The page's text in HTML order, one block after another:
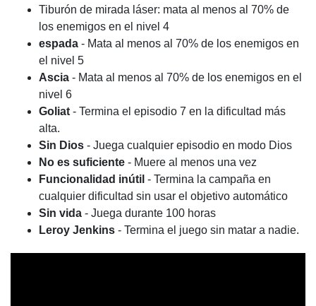
Tiburón de mirada láser: mata al menos al 70% de
los enemigos en el nivel 4
espada - Mata al menos al 70% de los enemigos en
el nivel 5
Ascia - Mata al menos al 70% de los enemigos en el
nivel 6
Goliat - Termina el episodio 7 en la dificultad más
alta.
Sin Dios - Juega cualquier episodio en modo Dios
No es suficiente - Muere al menos una vez
Funcionalidad inútil - Termina la campaña en
cualquier dificultad sin usar el objetivo automático
Sin vida - Juega durante 100 horas
Leroy Jenkins - Termina el juego sin matar a nadie.